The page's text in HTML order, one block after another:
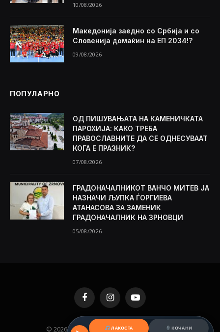
10/08/2026
Македонија заедно со Србија и со
Словенија домаќин на ЕП 2034!?
09/08/2026
ПОПУЛАРНО
ОД ПИШУВАЊАТА НА КАМЕНИЧКАТА
ПАРОХИЈА: КАКО ТРЕБА
ПРАВОСЛАВНИТЕ ДА СЕ ОДНЕСУВААТ
КОГА Е ПРАЗНИК?
07/08/2026
ГРАДОНАЧАЛНИКОТ ВАНЧО МИТЕВ ЈА
НАЗНАЧИ ЉУПКА ЃОРГИЕВА
АТАНАСОВА ЗА ЗАМЕНИК
ГРАДОНАЧАЛНИК НА ЗРНОВЦИ
05/08/2026
FacebookInstagramYouTube
© 2026 KAMENICA.MK. Designed by MKNET.
ЛАКОСТА КОЧАНИ